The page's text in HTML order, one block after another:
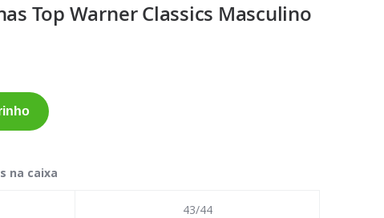
Top Warner Classics Masculino
na caixa
43/44